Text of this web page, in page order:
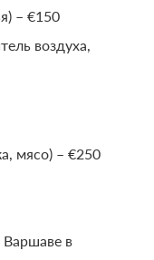
– €150
воздуха,
мясо) – €250
в